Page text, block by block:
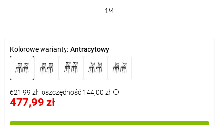
1/4
Kolorowe warianty: Antracytowy
621,99 zł oszczędność 144,00 zł
477,99 zł